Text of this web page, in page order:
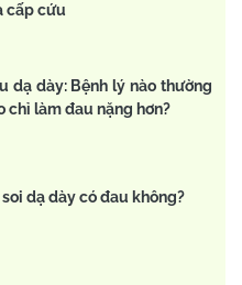
cấp cứu
dạ dày: Bệnh lý nào thường
chỉ làm đau nặng hơn?
dạ dày có đau không?